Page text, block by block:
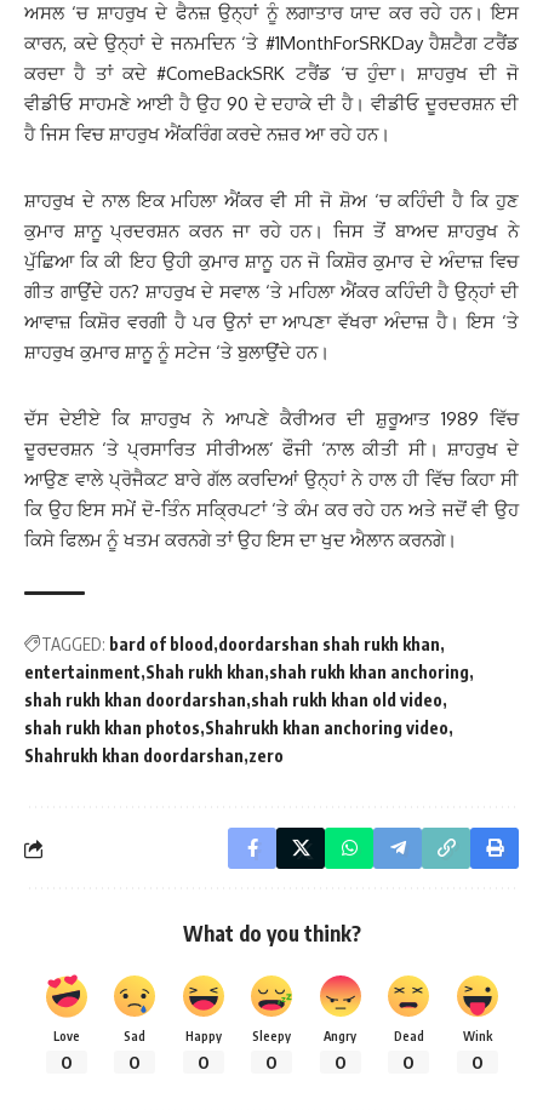
ਅਸਲ ‘ਚ ਸ਼ਾਹਰੁਖ ਦੇ ਫੈਨਜ਼ ਉਨ੍ਹਾਂ ਨੂੰ ਲਗਾਤਾਰ ਯਾਦ ਕਰ ਰਹੇ ਹਨ। ਇਸ
ਕਾਰਨ, ਕਦੇ ਉਨ੍ਹਾਂ ਦੇ ਜਨਮਦਿਨ ‘ਤੇ #1MonthForSRKDay ਹੈਸ਼ਟੈਗ ਟਰੈਂਡ
ਕਰਦਾ ਹੈ ਤਾਂ ਕਦੇ #ComeBackSRK ਟਰੈਂਡ ‘ਚ ਹੁੰਦਾ। ਸ਼ਾਹਰੁਖ ਦੀ ਜੋ
ਵੀਡੀਓ ਸਾਹਮਣੇ ਆਈ ਹੈ ਉਹ 90 ਦੇ ਦਹਾਕੇ ਦੀ ਹੈ। ਵੀਡੀਓ ਦੂਰਦਰਸ਼ਨ ਦੀ
ਹੈ ਜਿਸ ਵਿਚ ਸ਼ਾਹਰੁਖ ਐਂਕਰਿੰਗ ਕਰਦੇ ਨਜ਼ਰ ਆ ਰਹੇ ਹਨ।
ਸ਼ਾਹਰੁਖ ਦੇ ਨਾਲ ਇਕ ਮਹਿਲਾ ਐਂਕਰ ਵੀ ਸੀ ਜੋ ਸ਼ੋਅ ‘ਚ ਕਹਿੰਦੀ ਹੈ ਕਿ ਹੁਣ
ਕੁਮਾਰ ਸ਼ਾਨੂ ਪ੍ਰਦਰਸ਼ਨ ਕਰਨ ਜਾ ਰਹੇ ਹਨ। ਜਿਸ ਤੋਂ ਬਾਅਦ ਸ਼ਾਹਰੁਖ ਨੇ
ਪੁੱਛਿਆ ਕਿ ਕੀ ਇਹ ਉਹੀ ਕੁਮਾਰ ਸ਼ਾਨੂ ਹਨ ਜੋ ਕਿਸ਼ੋਰ ਕੁਮਾਰ ਦੇ ਅੰਦਾਜ਼ ਵਿਚ
ਗੀਤ ਗਾਉਂਦੇ ਹਨ? ਸ਼ਾਹਰੁਖ ਦੇ ਸਵਾਲ ‘ਤੇ ਮਹਿਲਾ ਐਂਕਰ ਕਹਿੰਦੀ ਹੈ ਉਨ੍ਹਾਂ ਦੀ
ਆਵਾਜ਼ ਕਿਸ਼ੋਰ ਵਰਗੀ ਹੈ ਪਰ ਉਨਾਂ ਦਾ ਆਪਣਾ ਵੱਖਰਾ ਅੰਦਾਜ਼ ਹੈ। ਇਸ ‘ਤੇ
ਸ਼ਾਹਰੁਖ ਕੁਮਾਰ ਸ਼ਾਨੂ ਨੂੰ ਸਟੇਜ ‘ਤੇ ਬੁਲਾਉਂਦੇ ਹਨ।
ਦੱਸ ਦੇਈਏ ਕਿ ਸ਼ਾਹਰੁਖ ਨੇ ਆਪਣੇ ਕੈਰੀਅਰ ਦੀ ਸ਼ੁਰੂਆਤ 1989 ਵਿੱਚ
ਦੂਰਦਰਸ਼ਨ ‘ਤੇ ਪ੍ਰਸਾਰਿਤ ਸੀਰੀਅਲ’ ਫੌਜੀ ‘ਨਾਲ ਕੀਤੀ ਸੀ। ਸ਼ਾਹਰੁਖ ਦੇ
ਆਉਣ ਵਾਲੇ ਪ੍ਰੋਜੈਕਟ ਬਾਰੇ ਗੱਲ ਕਰਦਿਆਂ ਉਨ੍ਹਾਂ ਨੇ ਹਾਲ ਹੀ ਵਿੱਚ ਕਿਹਾ ਸੀ
ਕਿ ਉਹ ਇਸ ਸਮੇਂ ਦੋ-ਤਿੰਨ ਸਕ੍ਰਿਪਟਾਂ ‘ਤੇ ਕੰਮ ਕਰ ਰਹੇ ਹਨ ਅਤੇ ਜਦੋਂ ਵੀ ਉਹ
ਕਿਸੇ ਫਿਲਮ ਨੂੰ ਖਤਮ ਕਰਨਗੇ ਤਾਂ ਉਹ ਇਸ ਦਾ ਖੁਦ ਐਲਾਨ ਕਰਨਗੇ।
TAGGED: bard of blood doordarshan shah rukh khan
entertainment Shah rukh khan shah rukh khan anchoring
shah rukh khan doordarshan shah rukh khan old video
shah rukh khan photos Shahrukh khan anchoring video
Shahrukh khan doordarshan zero
What do you think?
Love
0
Sad
0
Happy
0
Sleepy
0
Angry
0
Dead
0
Wink
0